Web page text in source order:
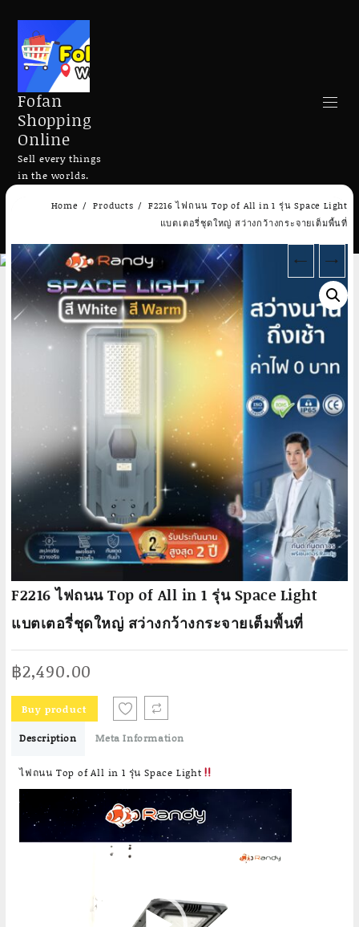
Skip
Fofan
Shopping
Online
Sell every things
in the worlds.
Search
Home Products
F2216 ไฟถนน Top of All in 1 รุ่น Space Light
แบตเตอรี่ชุดใหญ่ สว่างกว้างกระจายเต็มพื้นที่
← →
F2216 ไฟถนน Top of All in 1 รุ่น Space Light
แบตเตอรี่ชุดใหญ่ สว่างกว้างกระจายเต็มพื้นที่
฿2,490.00
Buy product
Description Meta Information
ไฟถนน Top of All in 1 รุ่น Space Light
Player
Add to cart Add to cart